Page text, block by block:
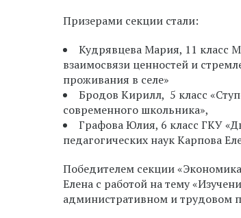
Призерами секции стали:
Кудрявцева Мария, 11 класс
взаимосвязи ценностей и
проживания в селе»
Бродов Кирилл, 5 класс
современного школьника»,
Графова Юлия, 6 класс ГКУ
педагогических наук Карпова
Победителем секции
Елена с работой на тему
административном и трудовом